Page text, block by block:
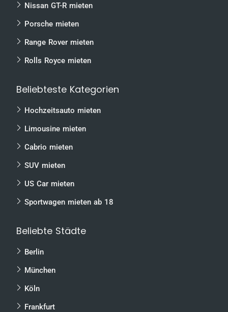
Nissan GT-R mieten
Porsche mieten
Range Rover mieten
Rolls Royce mieten
Beliebteste Kategorien
Hochzeitsauto mieten
Limousine mieten
Cabrio mieten
SUV mieten
US Car mieten
Sportwagen mieten ab 18
Beliebte Städte
Berlin
München
Köln
Frankfurt